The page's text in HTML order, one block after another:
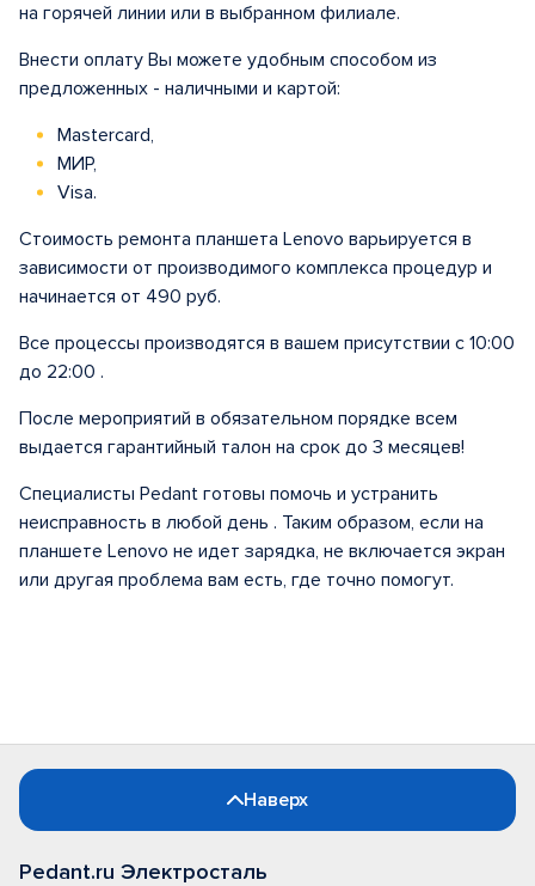
на горячей линии или в выбранном филиале.
Внести оплату Вы можете удобным способом из
предложенных - наличными и картой:
Mastercard,
МИР,
Visa.
Стоимость ремонта планшета Lenovo варьируется в
зависимости от производимого комплекса процедур и
начинается от 490 руб.
Все процессы производятся в вашем присутствии с 10:00
до 22:00 .
После мероприятий в обязательном порядке всем
выдается гарантийный талон на срок до 3 месяцев!
Специалисты Pedant готовы помочь и устранить
неисправность в любой день . Таким образом, если на
планшете Lenovo не идет зарядка, не включается экран
или другая проблема вам есть, где точно помогут.
Наверх
Pedant.ru Электросталь